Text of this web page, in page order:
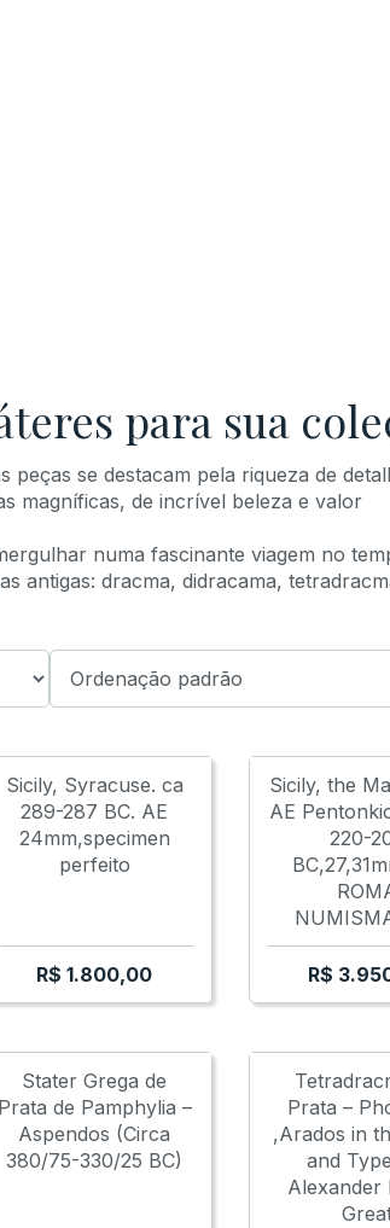
para sua
peças se destacam pela riqueza de
magníficas, de incrível beleza e valor
numa fascinante viagem no
antigas: dracma, didracama,
Sicily, Syracuse. ca
289-287 BC. AE
24mm,specimen
perfeito
R$ 1.800,00
Sicily, the
AE
220-
R$
Stater Grega de
Prata de Pamphylia –
Aspendos (Circa
380/75-330/25 BC)
Prata –
,Arados in
and
Alexander